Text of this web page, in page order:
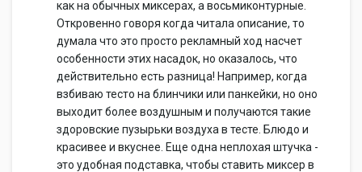
как на обычных миксерах, а восьмиконтурные.
Откровенно говоря когда читала описание, то
думала что это просто рекламный ход насчет
особенности этих насадок, но оказалось, что
действительно есть разница! Например, когда
взбиваю тесто на блинчики или панкейки, но оно
выходит более воздушным и получаются такие
здоровские пузырьки воздуха в тесте. Блюдо и
красивее и вкуснее. Еще одна неплохая штучка -
это удобная подставка, чтобы ставить миксер в